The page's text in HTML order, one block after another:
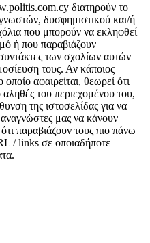
διατηρούν το
δυσφημιστικού και/ή
που μπορούν να εκληφθεί
ή που παραβιάζουν
των σχολίων αυτών
τους. Αν κάποιος
αφαιρείται, θεωρεί ότι
αληθές του περιεχομένου του,
της ιστοσελίδας για να
μας να κάνουν
παραβιάζουν τους πιο πάνω
/ links σε οποιαδήποτε